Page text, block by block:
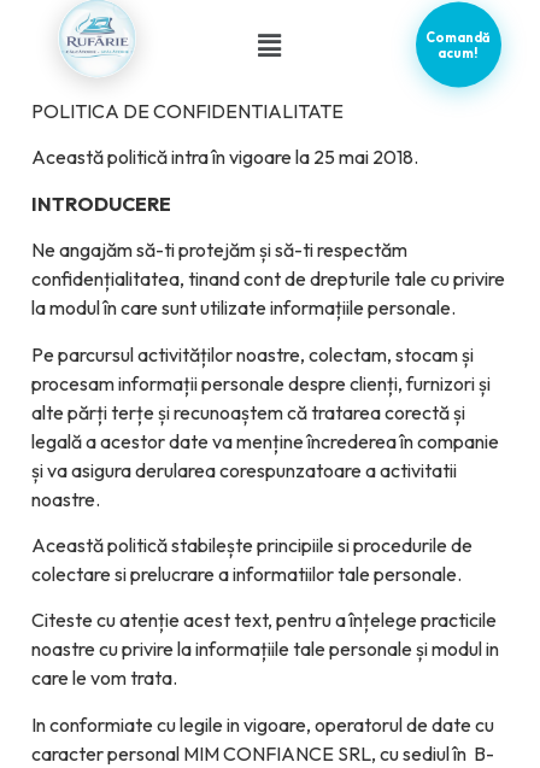
Comandă
acum!
POLITICA DE CONFIDENTIALITATE
Această politică intra în vigoare la 25 mai 2018.
INTRODUCERE
Ne angajăm să-ti protejăm și să-ti respectăm
confidențialitatea, tinand cont de drepturile tale cu privire
la modul în care sunt utilizate informațiile personale.
Pe parcursul activităților noastre, colectam, stocam și
procesam informații personale despre clienți, furnizori și
alte părți terțe și recunoaștem că tratarea corectă și
legală a acestor date va menține încrederea în companie
și va asigura derularea corespunzatoare a activitatii
noastre.
Această politică stabilește principiile si procedurile de
colectare si prelucrare a informatiilor tale personale.
Citeste cu atenție acest text, pentru a înțelege practicile
noastre cu privire la informațiile tale personale și modul in
care le vom trata.
In conformiate cu legile in vigoare, operatorul de date cu
caracter personal MIM CONFIANCE SRL, cu sediul în B-